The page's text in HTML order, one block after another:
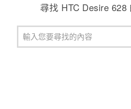
尋找 HTC Desire 628